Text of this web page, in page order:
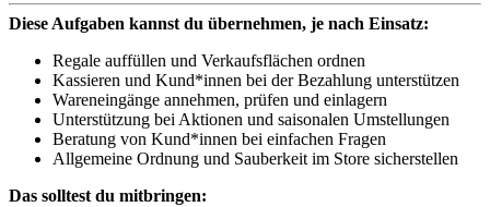
Diese Aufgaben kannst du übernehmen, je nach Einsatz:
Regale auffüllen und Verkaufsflächen ordnen
Kassieren und Kund*innen bei der Bezahlung unterstützen
Wareneingänge annehmen, prüfen und einlagern
Unterstützung bei Aktionen und saisonalen Umstellungen
Beratung von Kund*innen bei einfachen Fragen
Allgemeine Ordnung und Sauberkeit im Store sicherstellen
Das solltest du mitbringen: